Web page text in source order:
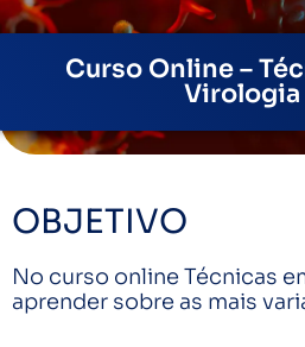
Curso Online –
Virologia
OBJETIVO
No curso online Técnicas
aprender sobre as mais